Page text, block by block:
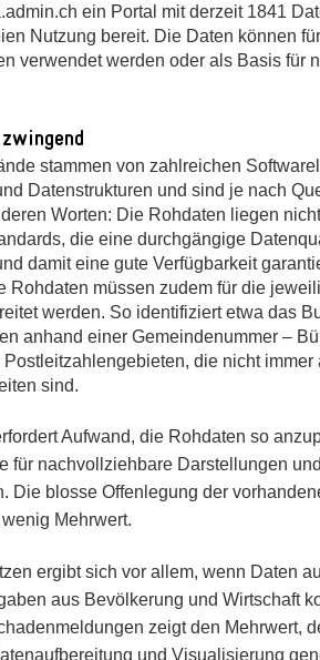
ein Portal mit derzeit 1841
Nutzung bereit. Die Daten können
verwendet werden oder als Basis für
stammen von zahlreichen
Datenstrukturen und sind je nach
Worten: Die Rohdaten liegen
die eine durchgängige
damit eine gute Verfügbarkeit
Rohdaten müssen zudem für die
werden. So identifiziert etwa das
anhand einer Gemeindenummer –
die nicht immer
sind.
Aufwand, die Rohdaten so
für nachvollziehbare Darstellungen
Die blosse Offenlegung der
Mehrwert.
ergibt sich vor allem, wenn Daten
aus Bevölkerung und Wirtschaft
zeigt den Mehrwert,
und Visualisierung